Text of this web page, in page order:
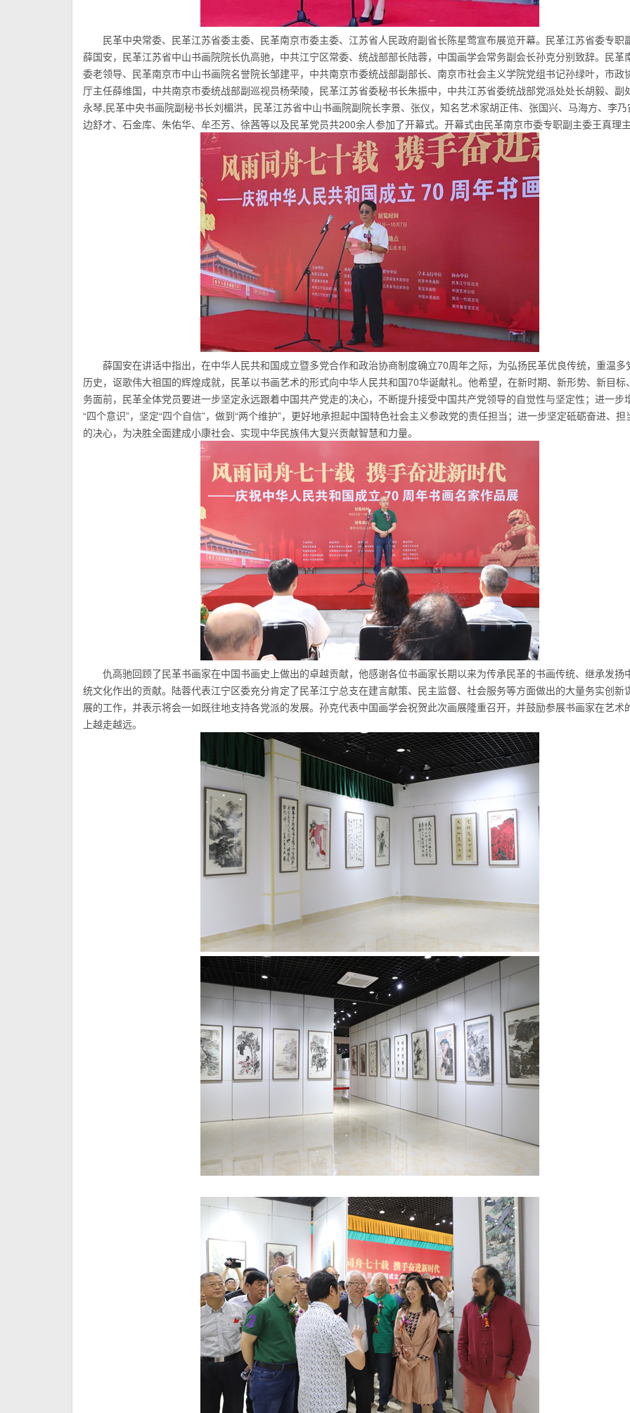
民革中央常委、民革江苏省委主委、民革南京市委主委、江苏省人民政府副省长陈星莺宣布展览开幕。民革江苏省委专职
薛国安，民革江苏省中山书画院院长仇高驰，中共江宁区常委、统战部部长陆蓉，中国画学会常务副会长孙克分别致辞。民革
委老领导、民革南京市中山书画院名誉院长邹建平，中共南京市委统战部副部长、南京市社会主义学院党组书记孙绿叶，市政
厅主任薛维国，中共南京市委统战部副巡视员杨荣陵，民革江苏省委秘书长朱振中，中共江苏省委统战部党派处处长胡毅、副
永琴,民革中央书画院副秘书长刘楣洪，民革江苏省中山书画院副院长李景、张仪，知名艺术家胡正伟、张国兴、马海方、李乃
边舒才、石金库、朱佑华、牟丕芳、徐茜等以及民革党员共200余人参加了开幕式。开幕式由民革南京市委专职副主委王真理主
薛国安在讲话中指出，在中华人民共和国成立暨多党合作和政治协商制度确立70周年之际，为弘扬民革优良传统，重温多
历史，讴歌伟大祖国的辉煌成就，民革以书画艺术的形式向中华人民共和国70华诞献礼。他希望，在新时期、新形势、新目标
务面前，民革全体党员要进一步坚定永远跟着中国共产党走的决心，不断提升接受中国共产党领导的自觉性与坚定性；进一步
“四个意识”，坚定“四个自信”，做到“两个维护”，更好地承担起中国特色社会主义参政党的责任担当；进一步坚定砥砺奋进、担
的决心，为决胜全面建成小康社会、实现中华民族伟大复兴贡献智慧和力量。
仇高驰回顾了民革书画家在中国书画史上做出的卓越贡献，他感谢各位书画家长期以来为传承民革的书画传统、继承发扬
统文化作出的贡献。陆蓉代表江宁区委充分肯定了民革江宁总支在建言献策、民主监督、社会服务等方面做出的大量务实创新
展的工作，并表示将会一如既往地支持各党派的发展。孙克代表中国画学会祝贺此次画展隆重召开，并鼓励参展书画家在艺术
上越走越远。